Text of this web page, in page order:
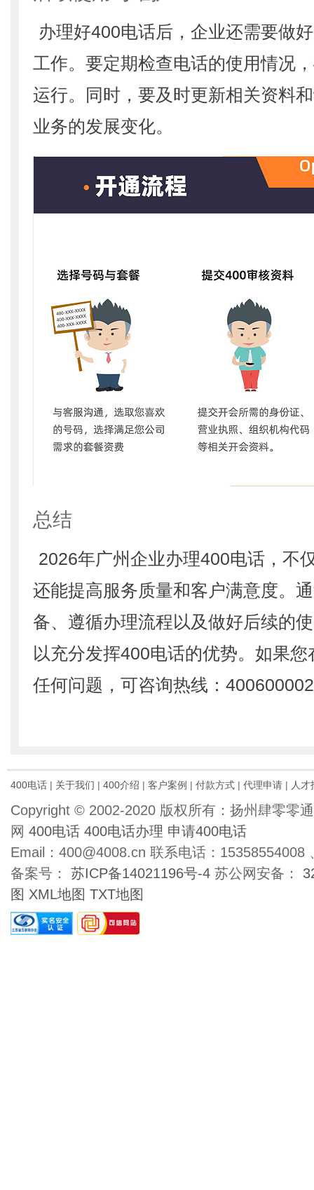
办理好400电话后，企业还需要做
工作。要定期检查电话的使用情况
运行。同时，要及时更新相关资料
业务的发展变化。
总结
2026年广州企业办理400电话，不
还能提高服务质量和客户满意度。
备、遵循办理流程以及做好后续的
以充分发挥400电话的优势。如果
任何问题，可咨询热线：
400电话 | 关于我们 | 400介绍 | 客户案例 | 付款方式 | 代理申请 | 人才
Copyright © 2002-2020 版权所有：扬州肆零零
网 400电话 400电话办理 申请400电话
Email：400@4008.cn 联系电话：15358554008
备案号：
苏ICP备14021196号-4 苏公网安备：
图 XML地图 TXT地图